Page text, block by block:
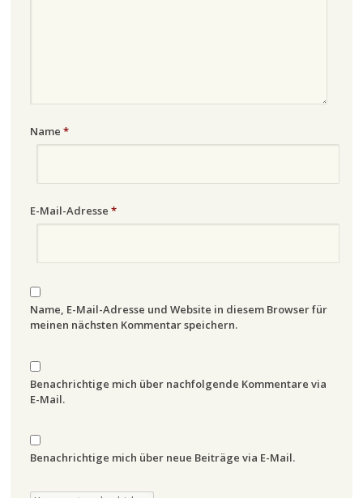
Name *
E-Mail-Adresse *
Name, E-Mail-Adresse und Website in diesem Browser für
meinen nächsten Kommentar speichern.
Benachrichtige mich über nachfolgende Kommentare via
E-Mail.
Benachrichtige mich über neue Beiträge via E-Mail.